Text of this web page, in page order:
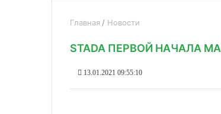
Главная Новости
STADA ПЕРВОЙ НАЧАЛА
13.01.2021 09:55:10